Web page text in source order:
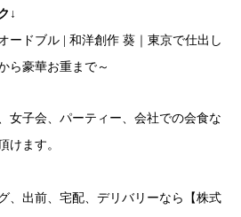
↓
ードブル | 和洋創作 葵｜東京で仕出し
ら豪華お重まで～
女子会、パーティー、会社での会食な
けます。
、出前、宅配、デリバリーなら【株式